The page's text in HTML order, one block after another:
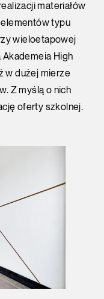
materiałów
typu
wieloetapowej
Akademeia High
w dużej mierze
Z myślą o nich
oferty szkolnej.